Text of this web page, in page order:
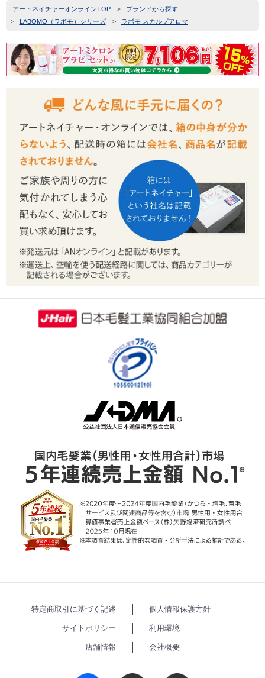
アートネイチャーオンラインTOP >
ブランドから探す
>
LABOMO（ラボモ）シリーズ > ラボモ スカルプアロマ
特定商取引に基づく記述 個人情報保護方針
サイトポリシー 利用環境
店舗情報 会社概要